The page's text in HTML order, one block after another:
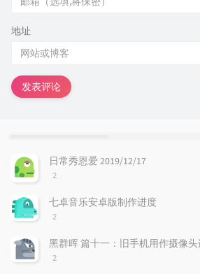
地址
发表评论
文
章
评
论
文
章
日常秀恩爱 2019/12/17
评
数：
2
七卓音乐安卓版制作进度
评
数：
2
黑群晖 篇十一：旧手机用作摄像
评
2